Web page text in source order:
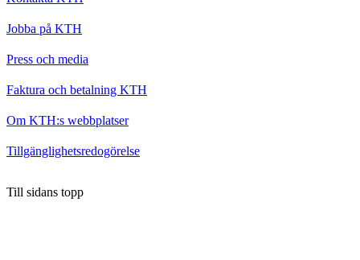
Jobba på KTH
Press och media
Faktura och betalning KTH
Om KTH:s webbplatser
Tillgänglighetsredogörelse
Till sidans topp